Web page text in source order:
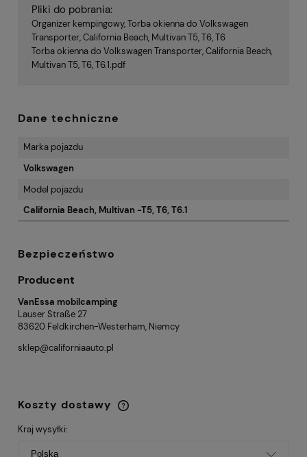
Pliki do pobrania:
Organizer kempingowy, Torba okienna do Volkswagen
Transporter, California Beach, Multivan T5, T6, T6
Torba okienna do Volkswagen Transporter, California Beach,
Multivan T5, T6, T6.1.pdf
Dane techniczne
Marka pojazdu
Volkswagen
Model pojazdu
California Beach, Multivan -T5, T6, T6.1
Bezpieczeństwo
Producent
VanEssa mobilcamping
Lauser Straße 27
83620 Feldkirchen-Westerham, Niemcy
sklep@californiaauto.pl
Koszty dostawy
Cena nie zawiera ewentualnych kosztów
płatności
Kraj wysyłki: